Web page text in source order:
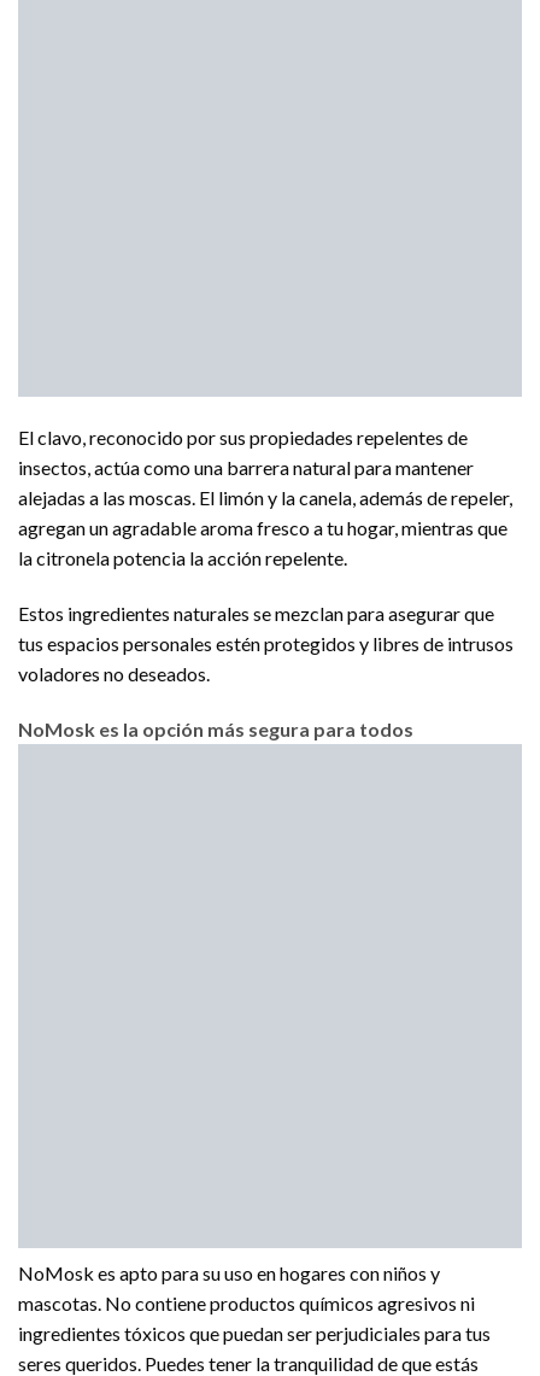
El clavo, reconocido por sus propiedades repelentes de
insectos, actúa como una barrera natural para mantener
alejadas a las moscas. El limón y la canela, además de repeler,
agregan un agradable aroma fresco a tu hogar, mientras que
la citronela potencia la acción repelente.
Estos ingredientes naturales se mezclan para asegurar que
tus espacios personales estén protegidos y libres de intrusos
voladores no deseados.
NoMosk es la opción más segura para todos
NoMosk es apto para su uso en hogares con niños y
mascotas. No contiene productos químicos agresivos ni
ingredientes tóxicos que puedan ser perjudiciales para tus
seres queridos. Puedes tener la tranquilidad de que estás